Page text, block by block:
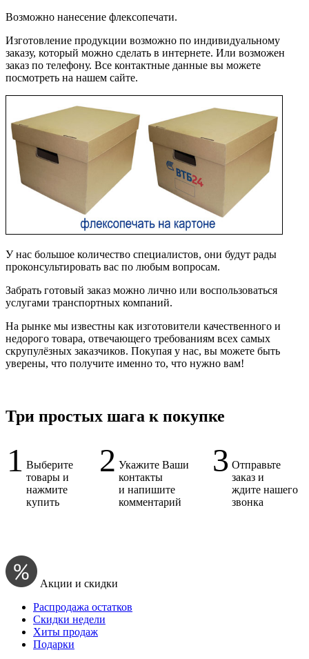
Возможно нанесение флексопечати.
Изготовление продукции возможно по индивидуальному
заказу, который можно сделать в интернете. Или возможен
заказ по телефону. Все контактные данные вы можете
посмотреть на нашем сайте.
У нас большое количество специалистов, они будут рады
проконсультировать вас по любым вопросам.
Забрать готовый заказ можно лично или воспользоваться
услугами транспортных компаний.
На рынке мы известны как изготовители качественного и
недорого товара, отвечающего требованиям всех самых
скрупулёзных заказчиков. Покупая у нас, вы можете быть
уверены, что получите именно то, что нужно вам!
Три простых шага к покупке
1 Выберите
товары и
нажмите
купить
2 Укажите Ваши
контакты
и напишите
комментарий
3 Отправьте
заказ и
ждите нашего
звонка
Акции и скидки
Распродажа остатков
Скидки недели
Хиты продаж
Подарки